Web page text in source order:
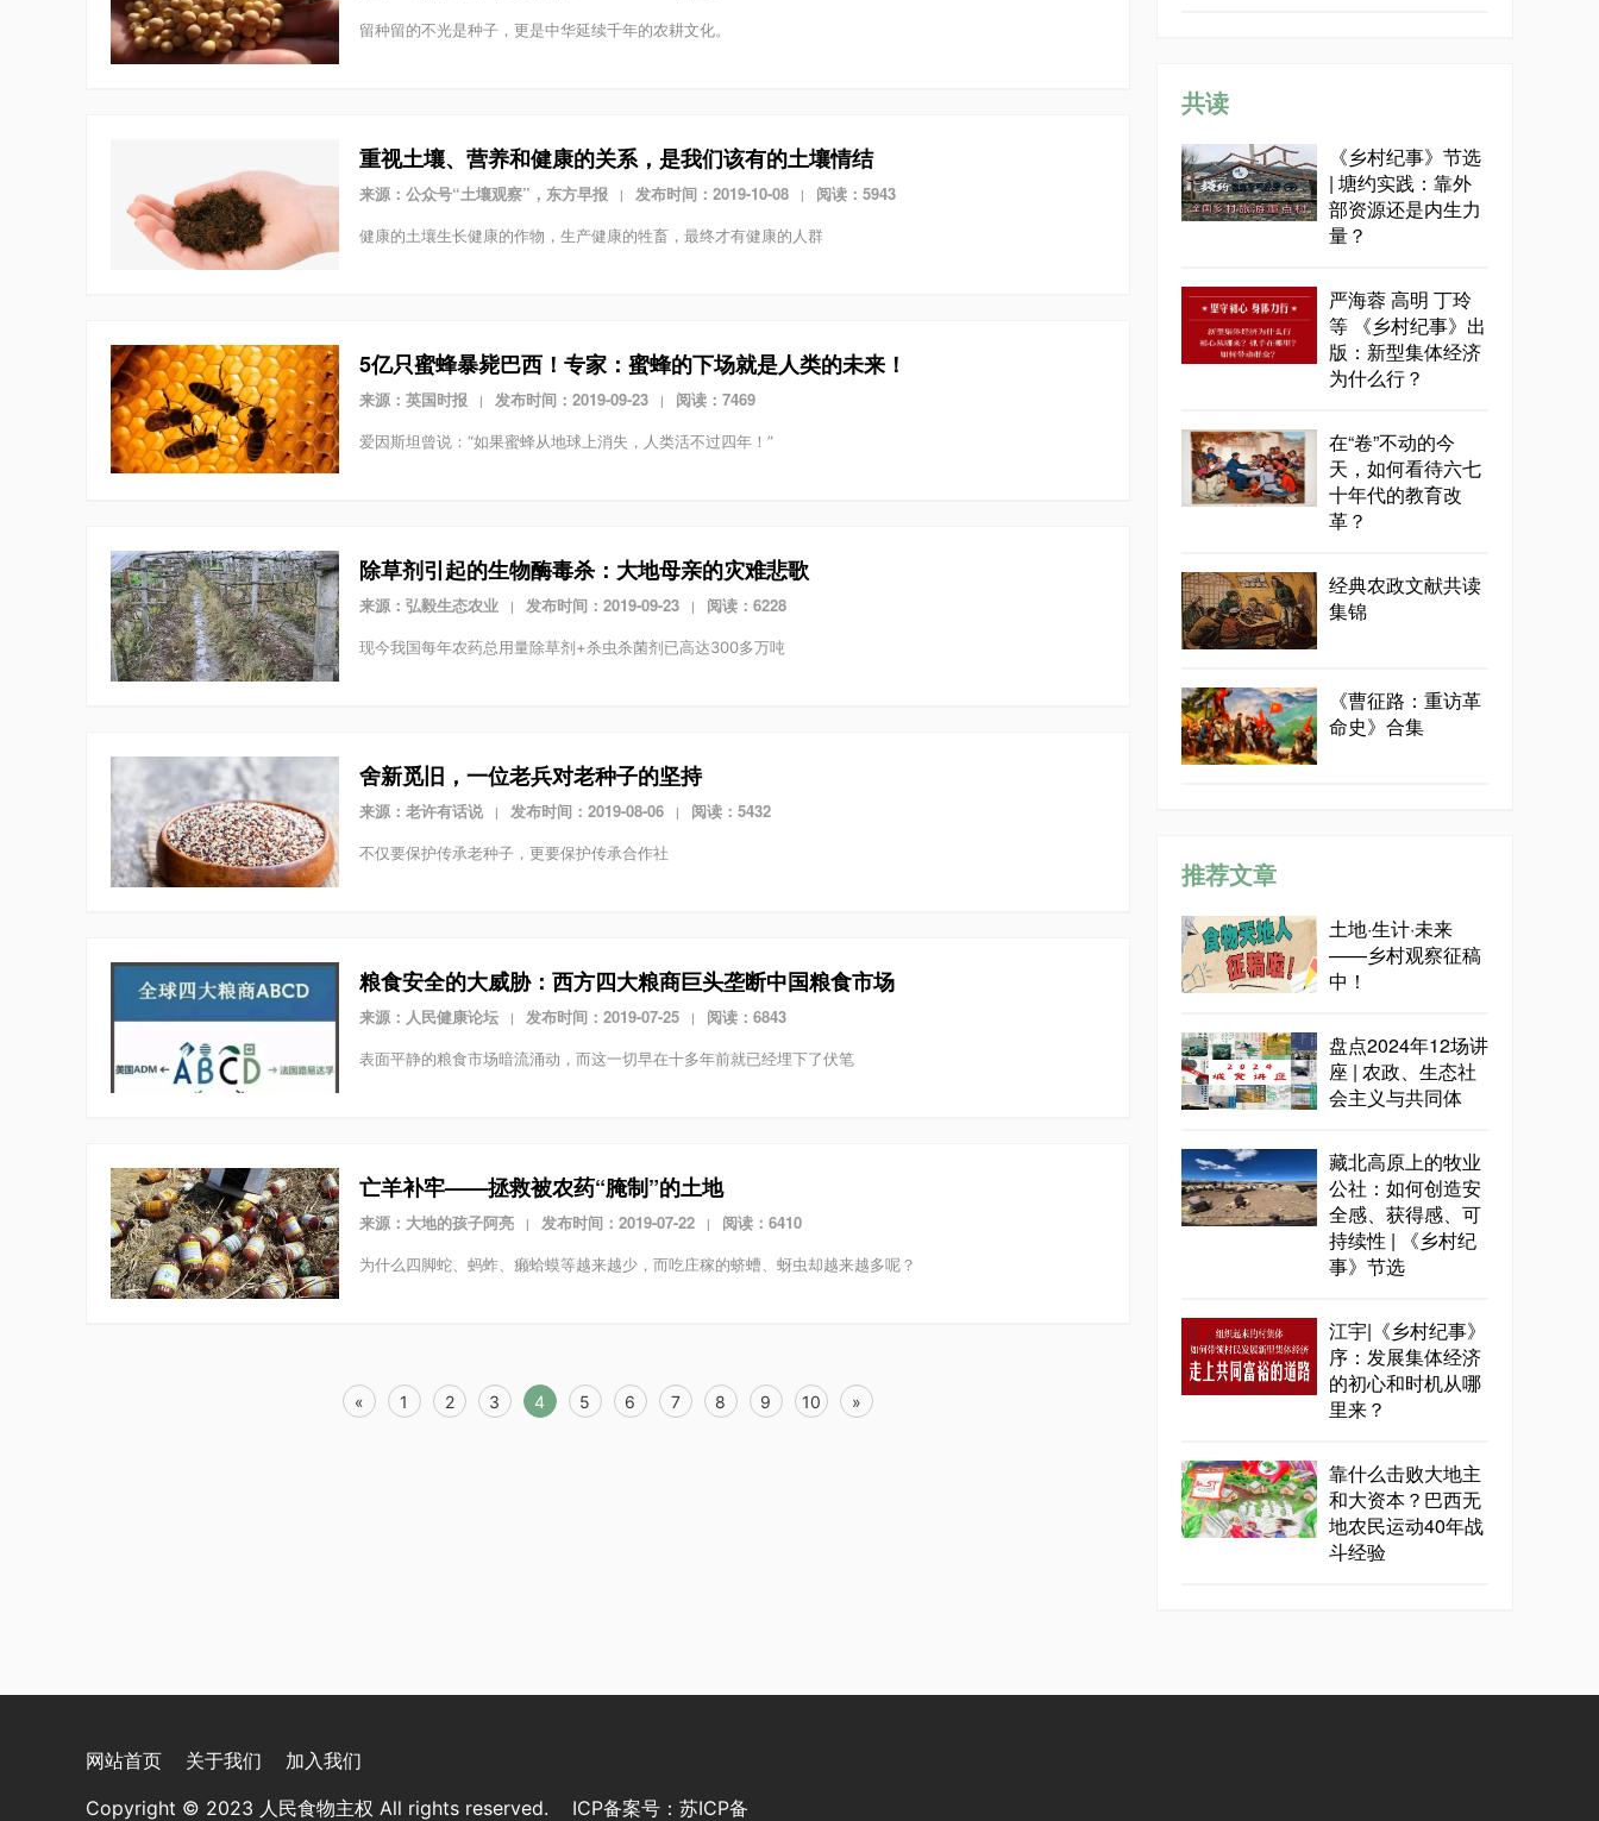
留种留的不光是种子，更是中华延续千年的农耕文化。
重视土壤、营养和健康的关系，是我们该有的土壤情结
来源：公众号“土壤观察”，东方早报 | 发布时间：2019-10-08 | 阅读：5943
健康的土壤生长健康的作物，生产健康的牲畜，最终才有健康的人群
5亿只蜜蜂暴毙巴西！专家：蜜蜂的下场就是人类的未来！
来源：英国时报 | 发布时间：2019-09-23 | 阅读：7469
爱因斯坦曾说：“如果蜜蜂从地球上消失，人类活不过四年！”
除草剂引起的生物酶毒杀：大地母亲的灾难悲歌
来源：弘毅生态农业 | 发布时间：2019-09-23 | 阅读：6228
现今我国每年农药总用量除草剂+杀虫杀菌剂已高达300多万吨
舍新觅旧，一位老兵对老种子的坚持
来源：老许有话说 | 发布时间：2019-08-06 | 阅读：5432
不仅要保护传承老种子，更要保护传承合作社
粮食安全的大威胁：西方四大粮商巨头垄断中国粮食市场
来源：人民健康论坛 | 发布时间：2019-07-25 | 阅读：6843
表面平静的粮食市场暗流涌动，而这一切早在十多年前就已经埋下了伏笔
亡羊补牢——拯救被农药“腌制”的土地
来源：大地的孩子阿亮 | 发布时间：2019-07-22 | 阅读：6410
为什么四脚蛇、蚂蚱、癞蛤蟆等越来越少，而吃庄稼的蛴螬、蚜虫却越来越多呢？
« 1 2 3 4 5 6 7 8 9 10 »
共读
《乡村纪事》节选
| 塘约实践：靠外
部资源还是内生力
量？
严海蓉 高明 丁玲
等 《乡村纪事》出
版：新型集体经济
为什么行？
在“卷”不动的今
天，如何看待六七
十年代的教育改
革？
经典农政文献共读
集锦
《曹征路：重访革
命史》合集
推荐文章
土地·生计·未来
——乡村观察征稿
中！
盘点2024年12场讲
座 | 农政、生态社
会主义与共同体
藏北高原上的牧业
公社：如何创造安
全感、获得感、可
持续性 | 《乡村纪
事》节选
江宇|《乡村纪事》
序：发展集体经济
的初心和时机从哪
里来？
靠什么击败大地主
和大资本？巴西无
地农民运动40年战
斗经验
网站首页 关于我们
加入我们
Copyright © 2023 人民食物主权 All rights reserved. ICP备案号： 苏ICP备